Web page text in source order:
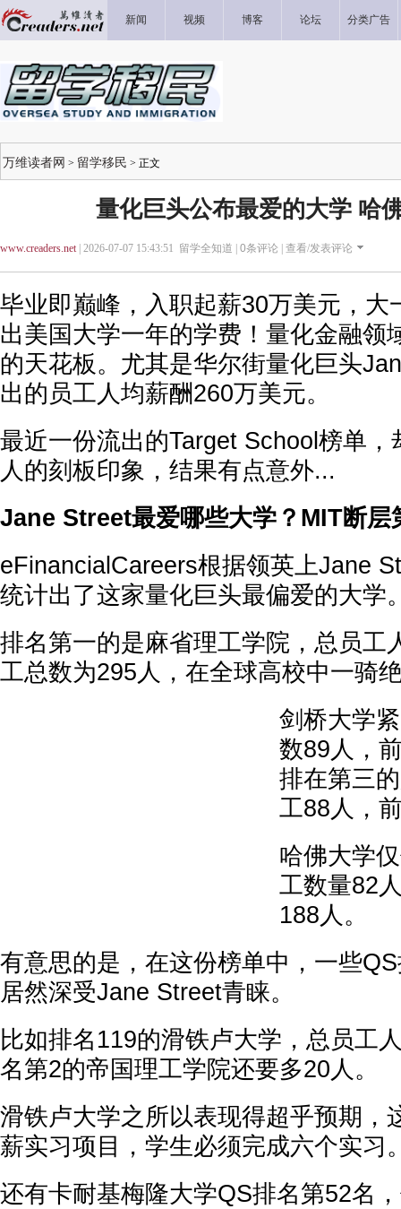
新闻 视频 博客 论坛 分类广告
万维读者网 > 留学移民 > 正文
量化巨头公布最爱的大学 哈
www.creaders.net| 2026-07-07 15:43:51 留学全知道 | 0条评论 | 查看/发表评论
毕业即巅峰，入职起薪30万美元，大
出美国大学一年的学费！量化金融领
的天花板。尤其是华尔街量化巨头
出的员工人均薪酬260万美元。
最近一份流出的Target School榜单，
人的刻板印象，结果有点意外...
Jane Street最爱哪些大学？MIT断层
eFinancialCareers根据领英上Jane
统计出了这家量化巨头最偏爱的大学
排名第一的是麻省理工学院，总员工
工总数为295人，在全球高校中一骑
剑桥大学
数89人，
排在第三
工88人，
哈佛大学
工数量82
188人。
有意思的是，在这份榜单中，一些
居然深受Jane Street青睐。
比如排名119的滑铁卢大学，总员工
名第2的帝国理工学院还要多20人。
滑铁卢大学之所以表现得超乎预期，
薪实习项目，学生必须完成六个实习
还有卡耐基梅隆大学QS排名第52名